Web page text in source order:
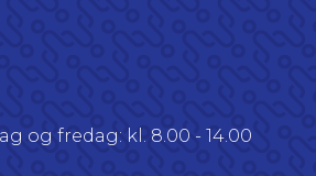
og fredag: kl. 8.00 - 14.00